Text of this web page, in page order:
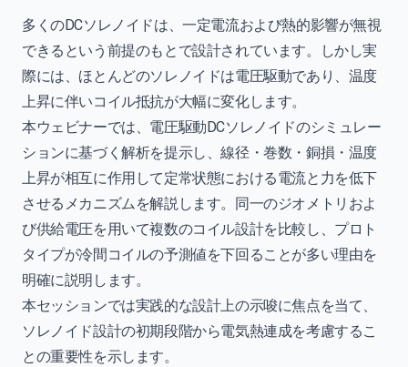
多くのDCソレノイドは、一定電流および熱的影響が無視
できるという前提のもとで設計されています。しかし実
際には、ほとんどのソレノイドは電圧駆動であり、温度
上昇に伴いコイル抵抗が大幅に変化します。
本ウェビナーでは、電圧駆動DCソレノイドのシミュレー
ションに基づく解析を提示し、線径・巻数・銅損・温度
上昇が相互に作用して定常状態における電流と力を低下
させるメカニズムを解説します。同一のジオメトリおよ
び供給電圧を用いて複数のコイル設計を比較し、プロト
タイプが冷間コイルの予測値を下回ることが多い理由を
明確に説明します。
本セッションでは実践的な設計上の示唆に焦点を当て、
ソレノイド設計の初期段階から電気熱連成を考慮するこ
との重要性を示します。